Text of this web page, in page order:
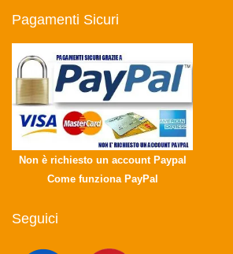
Pagamenti Sicuri
Non è richiesto un account Paypal
Come funziona PayPal
Seguici